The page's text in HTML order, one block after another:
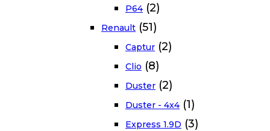
P64 (2)
Renault (51)
Captur (2)
Clio (8)
Duster (2)
Duster - 4x4 (1)
Express 1.9D (3)